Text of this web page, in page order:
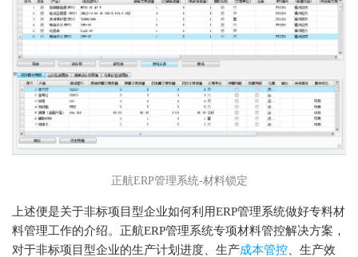
正航ERP管理系统-材料锁定
上述便是关于非标项目型企业如何利用ERP管理系统做好专料材
料管理工作的介绍。正航ERP管理系统专项材料管控解决方案，
对于非标项目型企业的生产计划进度、生产成本管控 、生产效